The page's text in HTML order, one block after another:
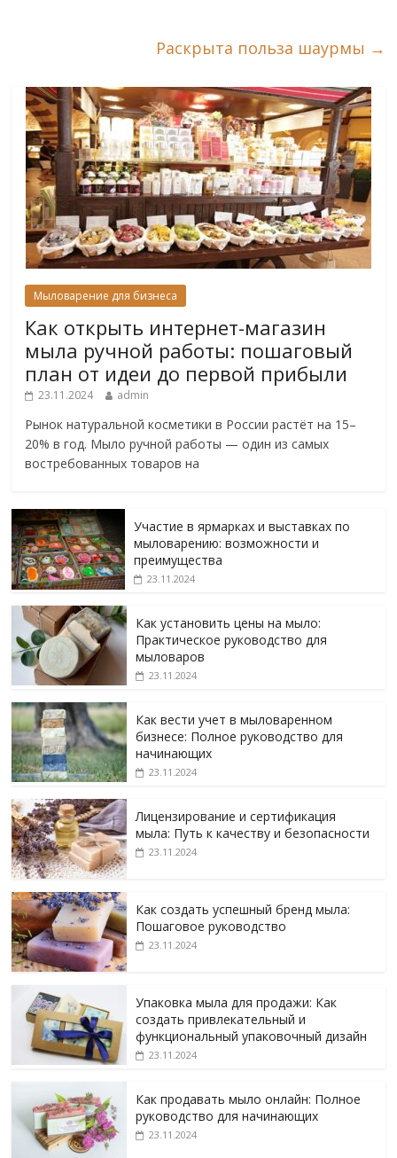
Раскрыта польза шаурмы →
Мыловарение для бизнеса
Как открыть интернет-магазин
мыла ручной работы: пошаговый
план от идеи до первой прибыли
23.11.2024 admin
Рынок натуральной косметики в России растёт на 15–
20% в год. Мыло ручной работы — один из самых
востребованных товаров на
Участие в ярмарках и выставках по
мыловарению: возможности и
преимущества
23.11.2024
Как установить цены на мыло:
Практическое руководство для
мыловаров
23.11.2024
Как вести учет в мыловаренном
бизнесе: Полное руководство для
начинающих
23.11.2024
Лицензирование и сертификация
мыла: Путь к качеству и безопасности
23.11.2024
Как создать успешный бренд мыла:
Пошаговое руководство
23.11.2024
Упаковка мыла для продажи: Как
создать привлекательный и
функциональный упаковочный дизайн
23.11.2024
Как продавать мыло онлайн: Полное
руководство для начинающих
23.11.2024